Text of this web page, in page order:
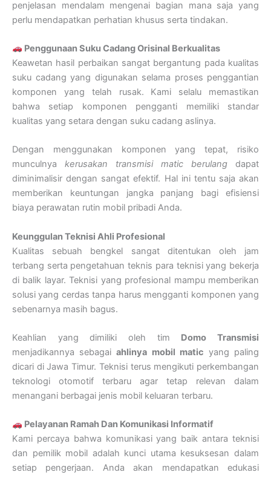
penjelasan mendalam mengenai bagian mana saja yang
perlu mendapatkan perhatian khusus serta tindakan.
Penggunaan Suku Cadang Orisinal Berkualitas
Keawetan hasil perbaikan sangat bergantung pada kualitas
suku cadang yang digunakan selama proses penggantian
komponen yang telah rusak. Kami selalu memastikan
bahwa setiap komponen pengganti memiliki standar
kualitas yang setara dengan suku cadang aslinya.
Dengan menggunakan komponen yang tepat, risiko
munculnya kerusakan transmisi matic berulang dapat
diminimalisir dengan sangat efektif. Hal ini tentu saja akan
memberikan keuntungan jangka panjang bagi efisiensi
biaya perawatan rutin mobil pribadi Anda.
Keunggulan Teknisi Ahli Profesional
Kualitas sebuah bengkel sangat ditentukan oleh jam
terbang serta pengetahuan teknis para teknisi yang bekerja
di balik layar. Teknisi yang profesional mampu memberikan
solusi yang cerdas tanpa harus mengganti komponen yang
sebenarnya masih bagus.
Keahlian yang dimiliki oleh tim Domo Transmisi
menjadikannya sebagaiahlinya mobil matic yang paling
dicari di Jawa Timur. Teknisi terus mengikuti perkembangan
teknologi otomotif terbaru agar tetap relevan dalam
menangani berbagai jenis mobil keluaran terbaru.
Pelayanan Ramah Dan Komunikasi Informatif
Kami percaya bahwa komunikasi yang baik antara teknisi
dan pemilik mobil adalah kunci utama kesuksesan dalam
setiap pengerjaan. Anda akan mendapatkan edukasi